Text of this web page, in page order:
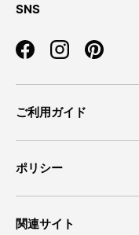
SNS
FacebookInstagramPinterest
ご利用ガイド
ポリシー
関連サイト